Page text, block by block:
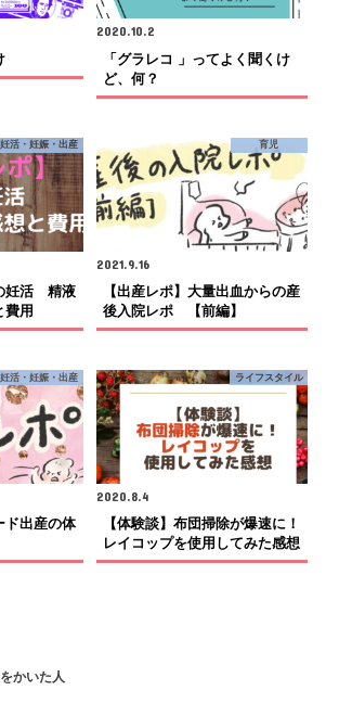
2020.10.2
「グラレコ 」ってよく聞くけ
ど、何？
妊活・妊娠・出産
妊活 精液
費用
育児
2021.9.16
【出産レポ】大量出血からの産
後入院レポ 【前編】
妊活・妊娠・出産
ド出産の体
ライフスタイル
2020.8.4
【体験談】布団掃除が爆速に！
レイコップを使用してみた感想
かいた人